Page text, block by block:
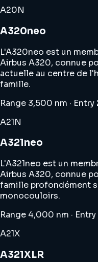
A20N
A320neo
L'A320neo est un
Airbus A320, connue
actuelle au centre de
famille.
Range 3,500 nm · Entry
A21N
A321neo
L'A321neo est un
Airbus A320, connue
famille profondément
monocouloirs.
Range 4,000 nm · Entry
A21X
A321XLR